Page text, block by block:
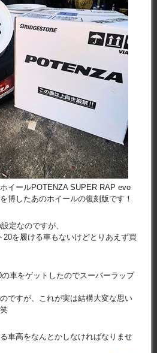
イールPOTENZA SUPER RAP evo
博したあのホイールの復刻版です！
定なのですが、
20を履ける車もないけどとりあえず買
車をゲットしたのでスーパーラップ
ですが、これが実は結構大変な思い
車高をなんとかしなければなりませ